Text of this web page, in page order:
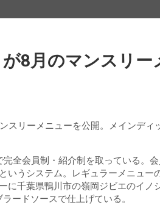
8月のマンスリー
スリーメニューを公開。メインディ
全会員制・紹介制を取っている。
いうシステム。レギュラーメニュー
千葉県鴨川市の嶺岡ジビエのイノ
ードソースで仕上げている。